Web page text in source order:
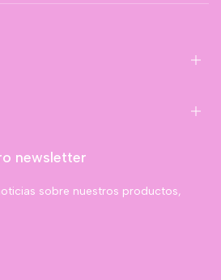
newsletter
sobre nuestros productos,